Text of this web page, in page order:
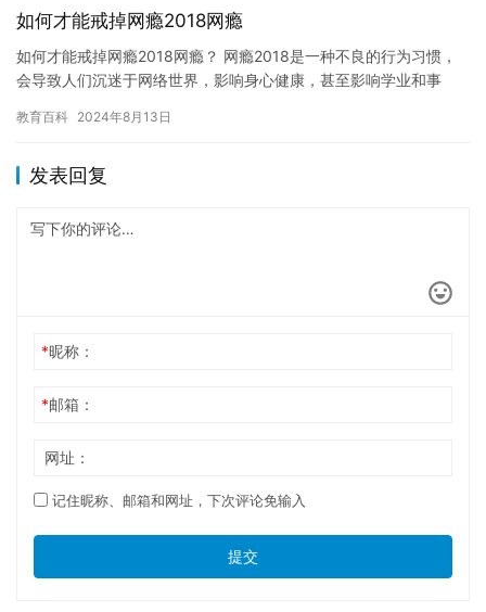
如何才能戒掉网瘾2018网瘾
如何才能戒掉网瘾2018网瘾？ 网瘾2018是一种不良的行为习惯，
会导致人们沉迷于网络世界，影响身心健康，甚至影响学业和事
教育百科 2024年8月13日
发表回复
*昵称：
*邮箱：
网址：
记住昵称、邮箱和网址，下次评论免输入
提交